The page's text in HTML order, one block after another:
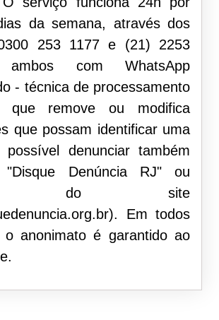
da semana, através dos
253 1177 e (21) 2253
com WhatsApp
- técnica de processamento
que remove ou modifica
que possam identificar uma
denunciar também
Denúncia RJ" ou
do site
Em todos
o anonimato é garantido ao